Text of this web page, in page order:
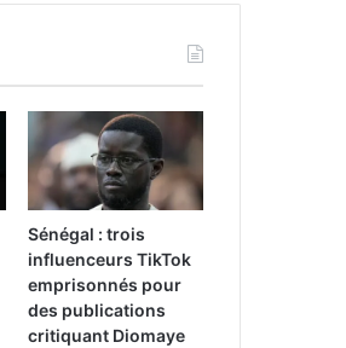
Sénégal : trois
influenceurs TikTok
emprisonnés pour
des publications
critiquant Diomaye